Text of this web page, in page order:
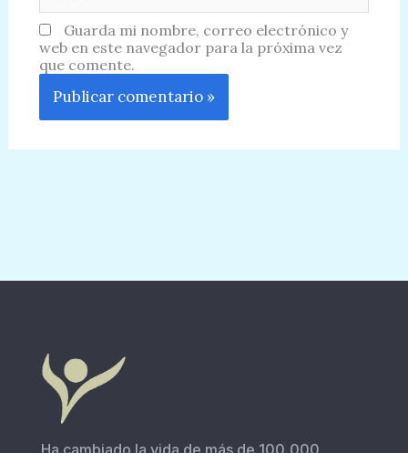
Guarda mi nombre, correo electrónico y
web en este navegador para la próxima vez
que comente.